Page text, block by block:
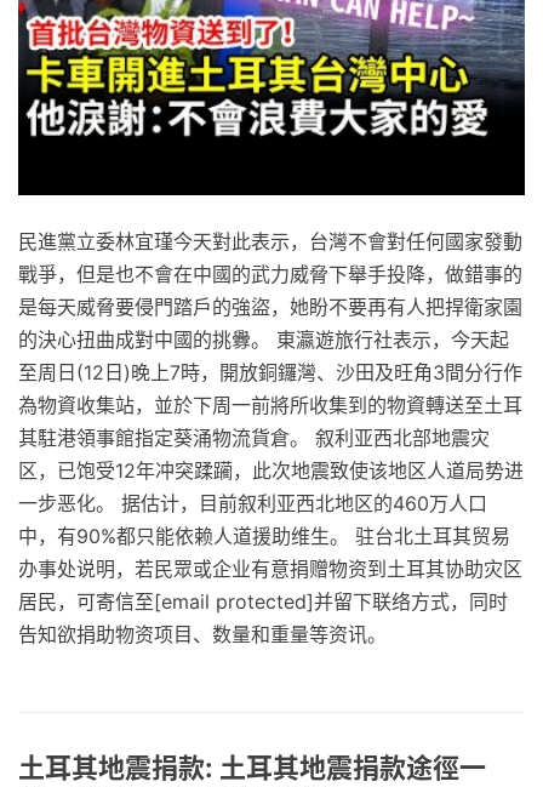
民進黨立委林宜瑾今天對此表示，台灣不會對任何國家發動
戰爭，但是也不會在中國的武力威脅下舉手投降，做錯事的
是每天威脅要侵門踏戶的強盜，她盼不要再有人把捍衛家園
的決心扭曲成對中國的挑釁。 東瀛遊旅行社表示，今天起
至周日(12日)晚上7時，開放銅鑼灣、沙田及旺角3間分行作
為物資收集站，並於下周一前將所收集到的物資轉送至土耳
其駐港領事館指定葵涌物流貨倉。 叙利亚西北部地震灾
区，已饱受12年冲突蹂躏，此次地震致使该地区人道局势进
一步恶化。 据估计，目前叙利亚西北地区的460万人口
中，有90%都只能依赖人道援助维生。 驻台北土耳其贸易
办事处说明，若民眾或企业有意捐赠物资到土耳其协助灾区
居民，可寄信至[email protected]并留下联络方式，同时
告知欲捐助物资项目、数量和重量等资讯。
土耳其地震捐款: 土耳其地震捐款途徑一